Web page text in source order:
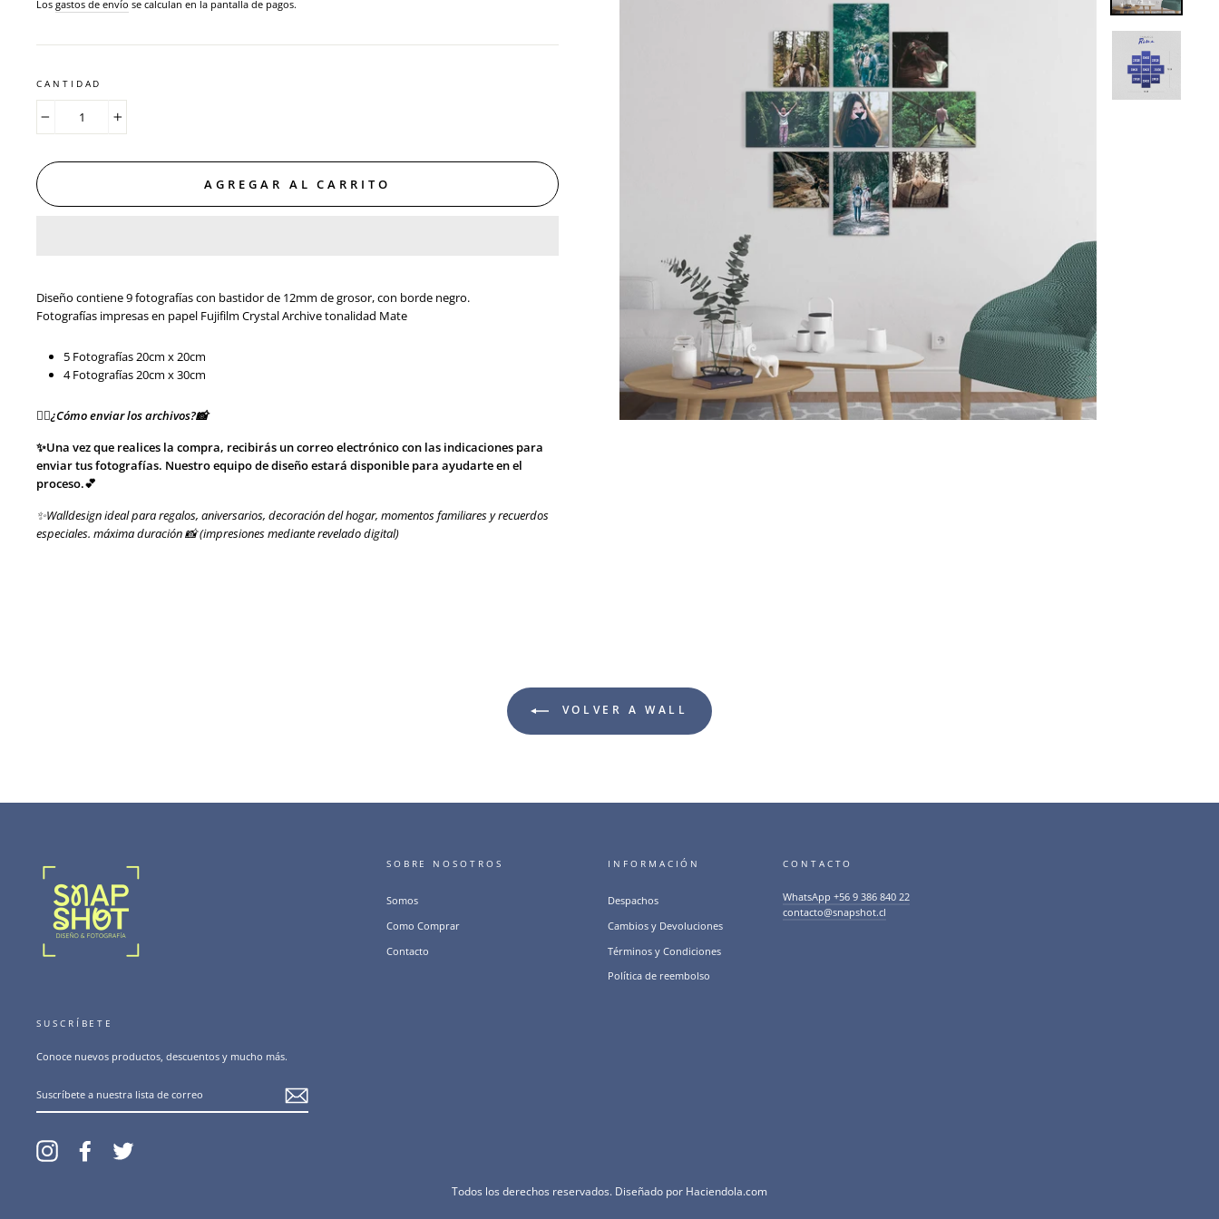
Los gastos de envío se calculan en la pantalla de pagos.
CANTIDAD
AGREGAR AL CARRITO
Diseño contiene 9 fotografías con bastidor de 12mm de grosor, con borde negro.
Fotografías impresas en papel Fujifilm Crystal Archive tonalidad Mate
5 Fotografías 20cm x 20cm
4 Fotografías 20cm x 30cm
👉🏻¿Cómo enviar los archivos?📸
✨Una vez que realices la compra, recibirás un correo electrónico con las indicaciones para
enviar tus fotografías. Nuestro equipo de diseño estará disponible para ayudarte en el
proceso.💕
✨Walldesign ideal para regalos, aniversarios, decoración del hogar, momentos familiares y recuerdos
especiales. máxima duración 📸 (impresiones mediante revelado digital)
VOLVER A WALL
SOBRE NOSOTROS
Somos
Como Comprar
Contacto
INFORMACIÓN
Despachos
Cambios y Devoluciones
Términos y Condiciones
Política de reembolso
CONTACTO
WhatsApp +56 9 386 840 22
contacto@snapshot.cl
SUSCRÍBETE
Conoce nuevos productos, descuentos y mucho más.
A
CORREOInstagram Facebook
Todos los derechos reservados. Diseñado por Haciendola.com